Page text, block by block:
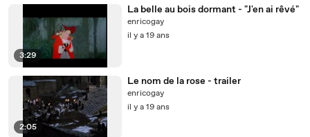
3:29
La belle au bois dormant - "J'en ai rêvé"
enricogay
il y a 19 ans
2:05
Le nom de la rose - trailer
enricogay
il y a 19 ans